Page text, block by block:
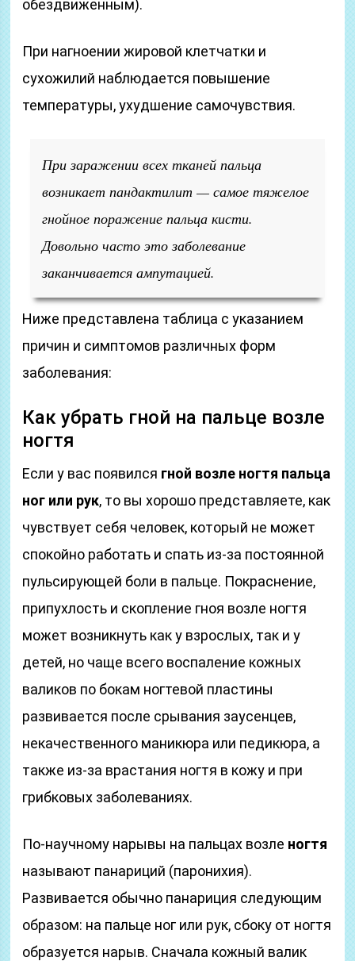
обездвиженным).
При нагноении жировой клетчатки и
сухожилий наблюдается повышение
температуры, ухудшение самочувствия.
При заражении всех тканей пальца
возникает пандактилит — самое тяжелое
гнойное поражение пальца кисти.
Довольно часто это заболевание
заканчивается ампутацией.
Ниже представлена таблица с указанием
причин и симптомов различных форм
заболевания:
Как убрать гной на пальце возле
ногтя
Если у вас появился гной возле ногтя пальца
ног или рук, то вы хорошо представляете, как
чувствует себя человек, который не может
спокойно работать и спать из-за постоянной
пульсирующей боли в пальце. Покраснение,
припухлость и скопление гноя возле ногтя
может возникнуть как у взрослых, так и у
детей, но чаще всего воспаление кожных
валиков по бокам ногтевой пластины
развивается после срывания заусенцев,
некачественного маникюра или педикюра, а
также из-за врастания ногтя в кожу и при
грибковых заболеваниях.
По-научному нарывы на пальцах возле ногтя
называют панариций (паронихия).
Развивается обычно панариция следующим
образом: на пальце ног или рук, сбоку от ногтя
образуется нарыв. Сначала кожный валик